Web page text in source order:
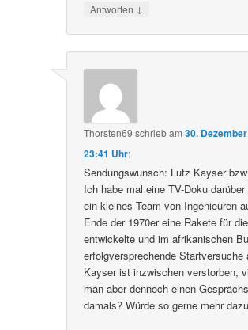
Antworten ↓
Thorsten69 schriebam30.
23:41 Uhr:
Sendungswunsch: Lutz Kayser bzw
Ich habe mal eine TV-Doku
ein kleines Team von Ingenieuren
Ende der 1970er eine Rakete für
entwickelte und im afrikanischen
erfolgversprechende
Kayser ist inzwischen verstorben,
man aber dennoch einen
damals? Würde so gerne mehr